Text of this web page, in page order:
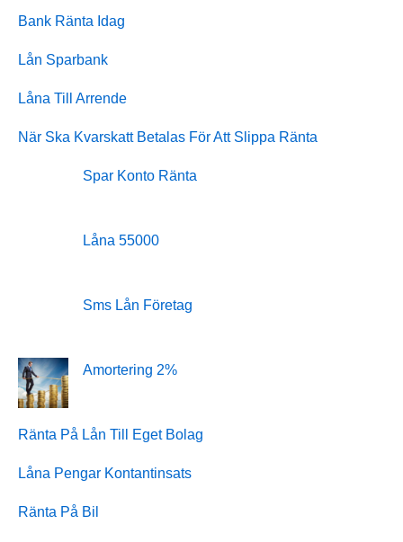
Bank Ränta Idag
Lån Sparbank
Låna Till Arrende
När Ska Kvarskatt Betalas För Att Slippa Ränta
Spar Konto Ränta
Låna 55000
Sms Lån Företag
Amortering 2%
Ränta På Lån Till Eget Bolag
Låna Pengar Kontantinsats
Ränta På Bil